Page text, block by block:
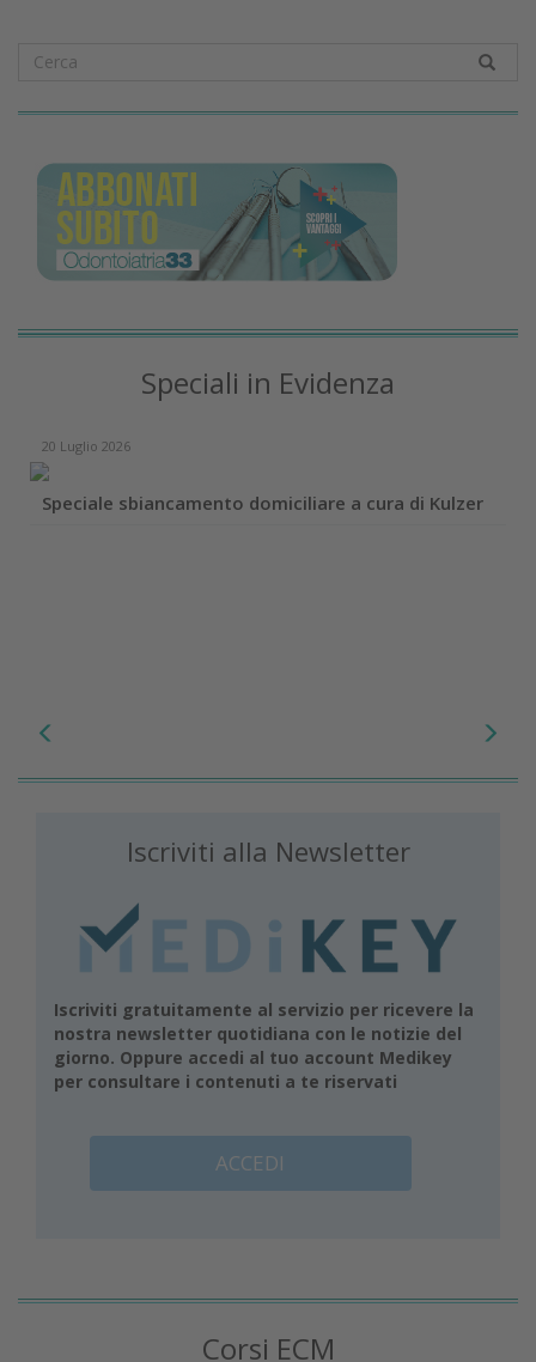
Speciali in Evidenza
20 Luglio 2026
Speciale sbiancamento domiciliare a cura di Kulzer
Iscriviti alla Newsletter
Iscriviti gratuitamente al servizio per ricevere la
nostra newsletter quotidiana con le notizie del
giorno. Oppure accedi al tuo account Medikey
per consultare i contenuti a te riservati
ACCEDI
Corsi ECM